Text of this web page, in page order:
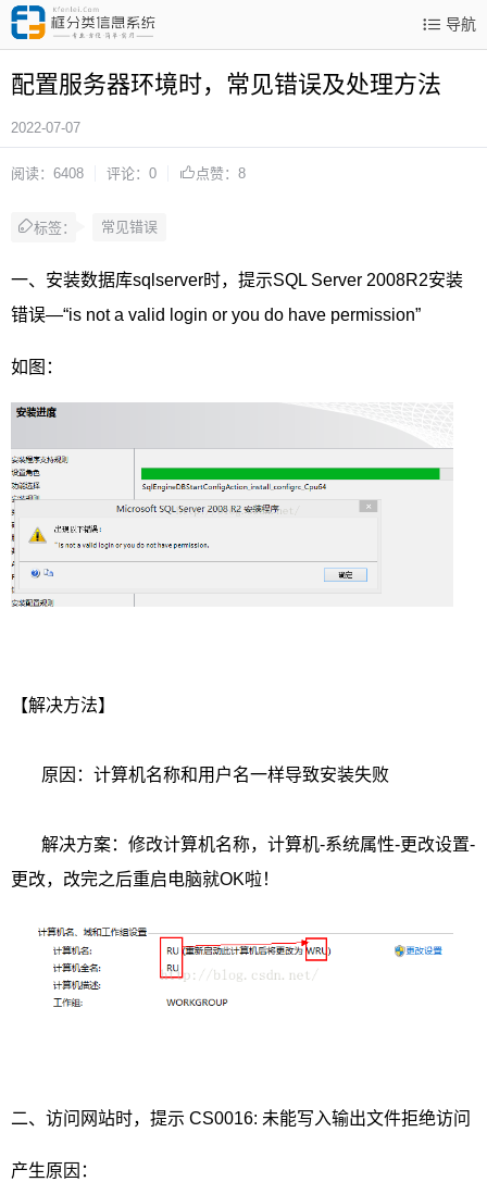
导航
配置服务器环境时，常见错误及处理方法
2022-07-07
阅读：6408 评论：0 点赞：8
标签： 常见错误
一、安装数据库sqlserver时，提示SQL Server 2008R2安装
错误—“is not a valid login or you do have permission”
如图：
【解决方法】
原因：计算机名称和用户名一样导致安装失败
解决方案：修改计算机名称，计算机-系统属性-更改设置-
更改，改完之后重启电脑就OK啦！
二、访问网站时，提示 CS0016: 未能写入输出文件拒绝访问
产生原因：